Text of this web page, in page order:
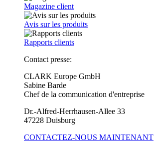
Magazine client
Avis sur les produits
Rapports clients
Contact presse:
CLARK Europe GmbH
Sabine Barde
Chef de la communication d'entreprise
Dr.-Alfred-Herrhausen-Allee 33
47228 Duisburg
CONTACTEZ-NOUS MAINTENANT